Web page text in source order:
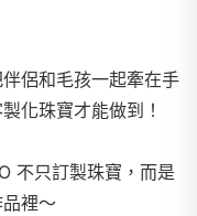
侶和毛孩一起牽在手
化珠寶才能做到！
不只訂製珠寶，而是
裡～